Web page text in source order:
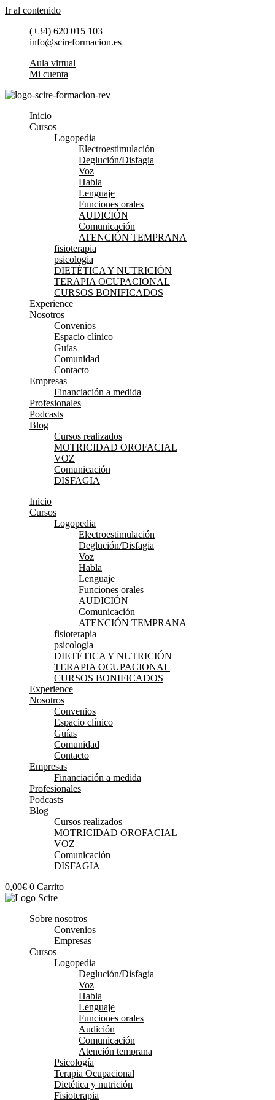
Ir al contenido
(+34) 620 015 103
info@scireformacion.es
Aula virtual
Mi cuenta
Inicio
Cursos
Logopedia
Electroestimulación
Deglución/Disfagia
Voz
Habla
Lenguaje
Funciones orales
AUDICIÓN
Comunicación
ATENCIÓN TEMPRANA
fisioterapia
psicologia
DIETÉTICA Y NUTRICIÓN
TERAPIA OCUPACIONAL
CURSOS BONIFICADOS
Experience
Nosotros
Convenios
Espacio clínico
Guías
Comunidad
Contacto
Empresas
Financiación a medida
Profesionales
Podcasts
Blog
Cursos realizados
MOTRICIDAD OROFACIAL
VOZ
Comunicación
DISFAGIA
Inicio
Cursos
Logopedia
Electroestimulación
Deglución/Disfagia
Voz
Habla
Lenguaje
Funciones orales
AUDICIÓN
Comunicación
ATENCIÓN TEMPRANA
fisioterapia
psicologia
DIETÉTICA Y NUTRICIÓN
TERAPIA OCUPACIONAL
CURSOS BONIFICADOS
Experience
Nosotros
Convenios
Espacio clínico
Guías
Comunidad
Contacto
Empresas
Financiación a medida
Profesionales
Podcasts
Blog
Cursos realizados
MOTRICIDAD OROFACIAL
VOZ
Comunicación
DISFAGIA
0,00€ 0 Carrito
Sobre nosotros
Convenios
Empresas
Cursos
Logopedia
Deglución/Disfagia
Voz
Habla
Lenguaje
Funciones orales
Audición
Comunicación
Atención temprana
Psicología
Terapia Ocupacional
Dietética y nutrición
Fisioterapia